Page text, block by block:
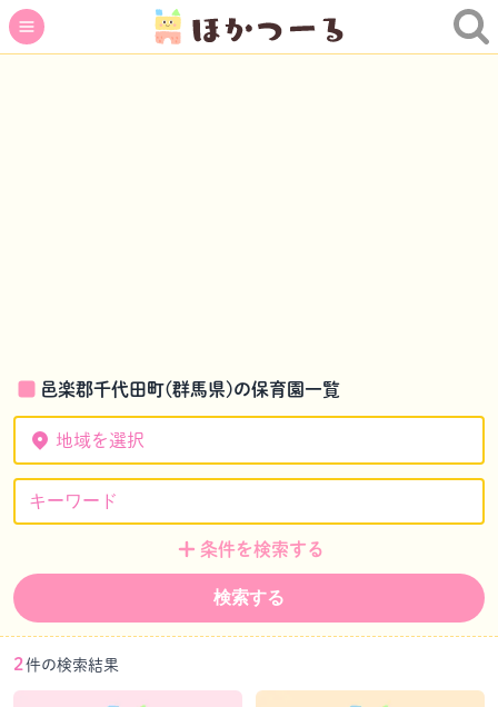
邑楽郡千代田町(群馬県)の保育園一覧
地域を選択
条件を検索する
検索する
2件の検索結果